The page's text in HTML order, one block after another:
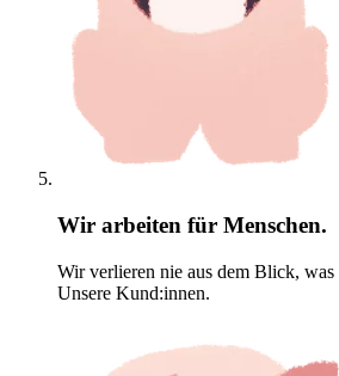
Wir arbeiten für Menschen.
Wir verlieren nie aus dem Blick,
Unsere Kund:innen.